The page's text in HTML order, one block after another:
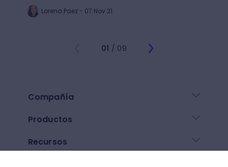
Lorena Paez - 07 Nov 21
01 / 09
Compañía
Productos
Recursos